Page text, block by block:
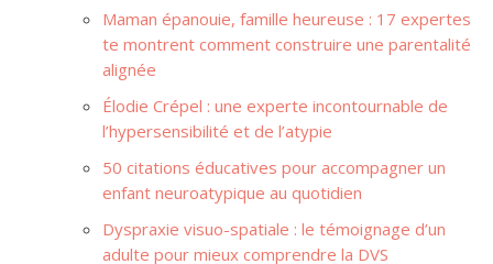
Maman épanouie, famille heureuse : 17 expertes
te montrent comment construire une parentalité
alignée
Élodie Crépel : une experte incontournable de
l’hypersensibilité et de l’atypie
50 citations éducatives pour accompagner un
enfant neuroatypique au quotidien
Dyspraxie visuo-spatiale : le témoignage d’un
adulte pour mieux comprendre la DVS